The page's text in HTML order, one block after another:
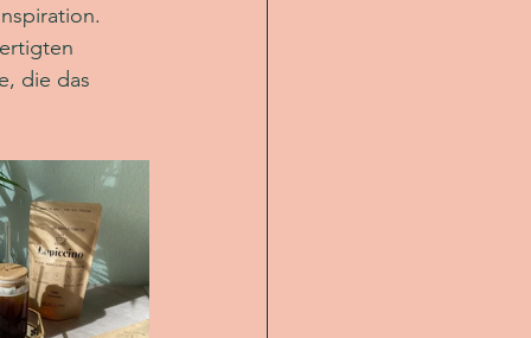
die das